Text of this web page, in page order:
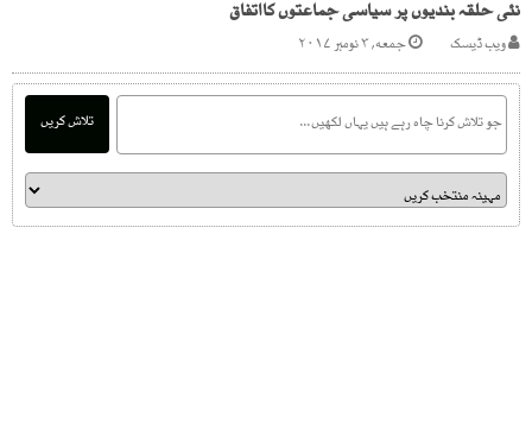
نئی حلقہ بندیوں پر سیاسی جماعتوں کااتفاق
ویب ڈیسک جمعه, ۳ نومبر ۲۰۱۷
تلاش کریں